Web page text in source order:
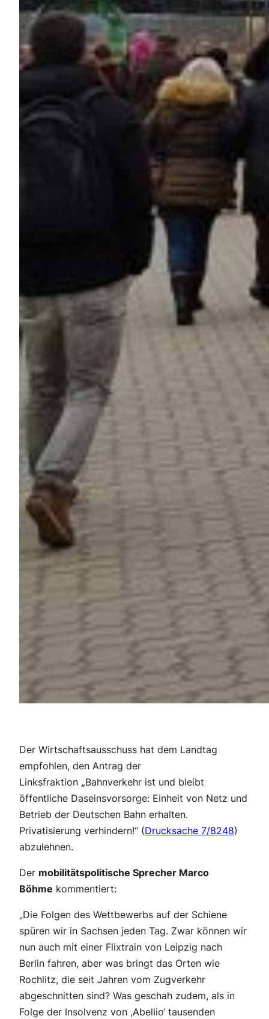
Der Wirtschaftsausschuss hat dem Landtag
empfohlen, den Antrag der
Linksfraktion „Bahnverkehr ist und bleibt
öffentliche Daseinsvorsorge: Einheit von Netz und
Betrieb der Deutschen Bahn erhalten.
Privatisierung verhindern!“ (Drucksache 7/8248)
abzulehnen.
Der mobilitätspolitische Sprecher Marco
Böhme kommentiert:
„Die Folgen des Wettbewerbs auf der Schiene
spüren wir in Sachsen jeden Tag. Zwar können wir
nun auch mit einer Flixtrain von Leipzig nach
Berlin fahren, aber was bringt das Orten wie
Rochlitz, die seit Jahren vom Zugverkehr
abgeschnitten sind? Was geschah zudem, als in
Folge der Insolvenz von ,Abellio‘ tausenden